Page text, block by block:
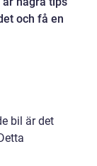
och få en
bil är det